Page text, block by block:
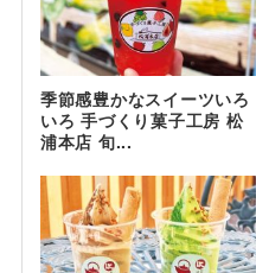
季節感豊かなスイーツいろ
いろ 手づくり菓子工房 松
浦本店 旬...